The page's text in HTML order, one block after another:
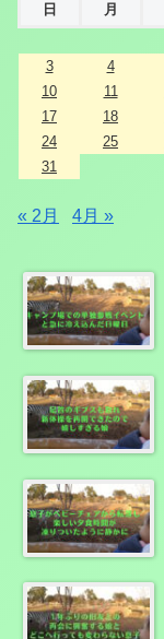
日 月
3
4
10
11
17
18
24
25
31
« 2月 4月 »